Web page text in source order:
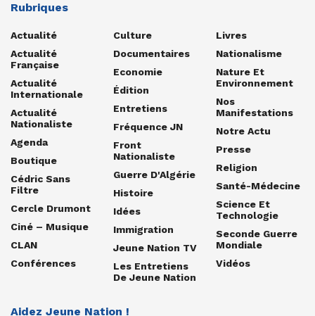
Rubriques
Actualité
Actualité
Française
Actualité
Internationale
Actualité
Nationaliste
Agenda
Boutique
Cédric Sans
Filtre
Cercle Drumont
Ciné – Musique
CLAN
Conférences
Culture
Documentaires
Economie
Édition
Entretiens
Fréquence JN
Front
Nationaliste
Guerre D'Algérie
Histoire
Idées
Immigration
Jeune Nation TV
Les Entretiens
De Jeune Nation
Livres
Nationalisme
Nature Et
Environnement
Nos
Manifestations
Notre Actu
Presse
Religion
Santé-Médecine
Science Et
Technologie
Seconde Guerre
Mondiale
Vidéos
Aidez Jeune Nation !